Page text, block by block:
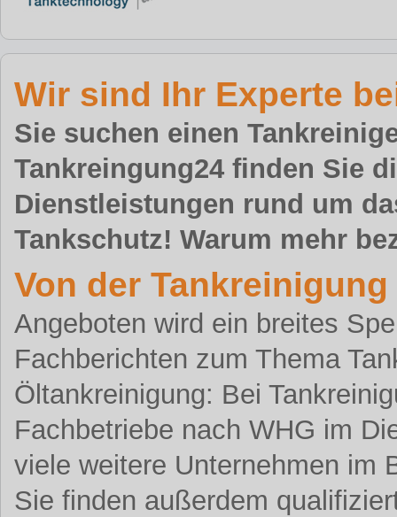
Wir sind Ihr Experte
Sie suchen einen
Tankreingung24 finden Sie
Dienstleistungen rund um
Tankschutz! Warum mehr
Von der
Angeboten wird ein breites
Fachberichten zum Thema
Öltankreinigung: Bei
Fachbetriebe nach WHG im
viele weitere Unternehmen im
Sie finden außerdem